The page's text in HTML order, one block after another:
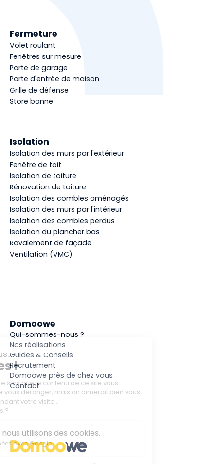
Domoowe
Qui-sommes-nous ?
Nos réalisations
Guides & Conseils
Recrutement
Domoowe près de chez vous
Contact
Fermeture
Volet roulant
Fenêtres sur mesure
Porte de garage
Porte d'entrée de maison
Grille de défense
Store banne
Isolation
Isolation des murs par l'extérieur
Fenêtre de toit
Isolation de toiture
Rénovation de toiture
Isolation des combles aménagés
Isolation des murs par l'intérieur
Isolation des combles perdus
Isolation du plancher bas
Ravalement de façade
Ventilation (VMC)